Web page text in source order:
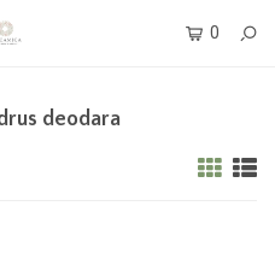
0
deodara